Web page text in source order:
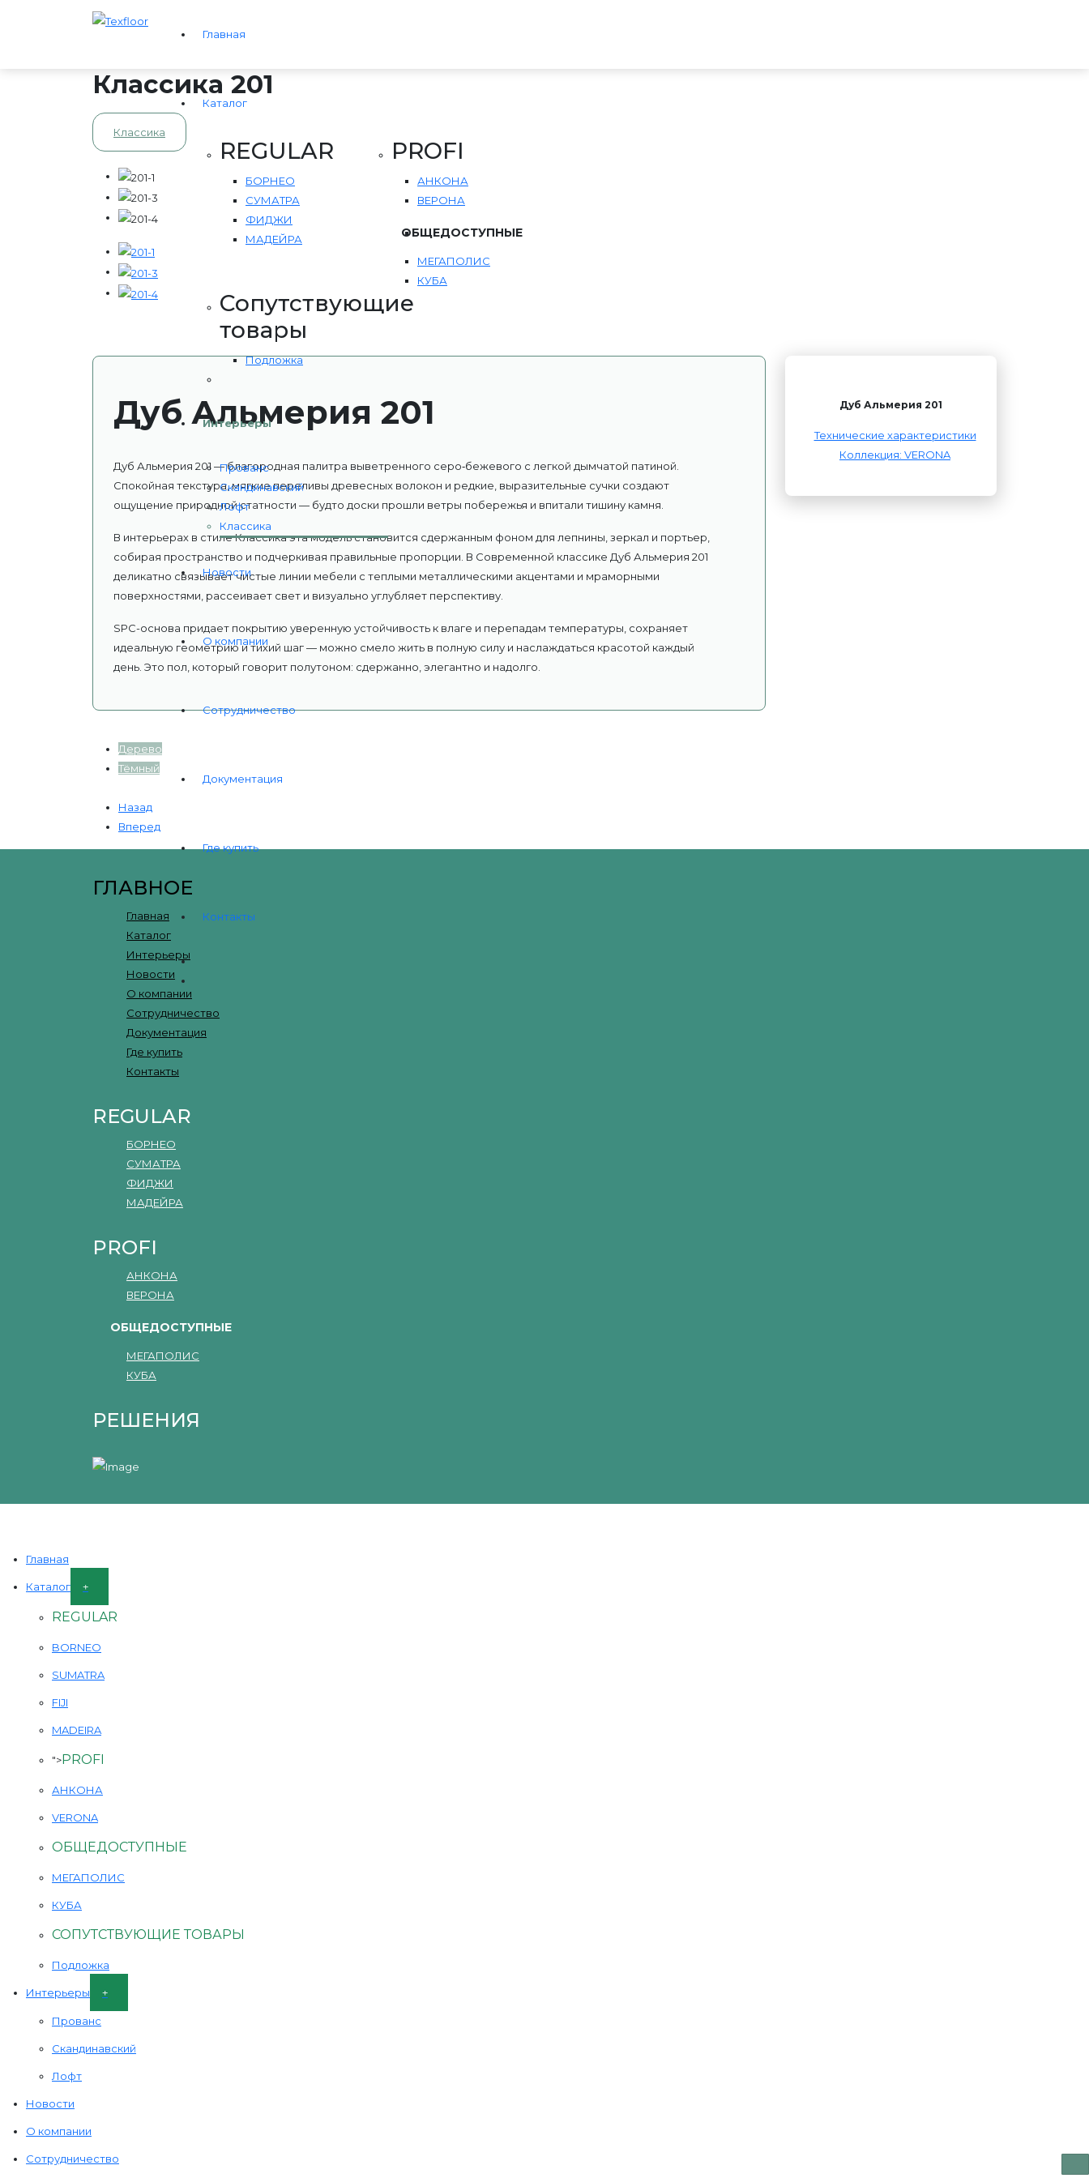
Главная
Каталог
REGULAR
БОРНЕО
СУМАТРА
ФИДЖИ
МАДЕЙРА
PROFI
АНКОНА
ВЕРОНА
ОБЩЕДОСТУПНЫЕ
МЕГАПОЛИС
КУБА
Сопутствующие
товары
Подложка
Интерьеры
Прованс
Скандинавский
Лофт
Классика
Новости
О компании
Сотрудничество
Документация
Где купить
Контакты
Классика 201
Классика
Дуб Альмерия 201
Дуб Альмерия 201 — благородная палитра выветренного серо‑бежевого с легкой дымчатой патиной.
Спокойная текстура, мягкие переливы древесных волокон и редкие, выразительные сучки создают
ощущение природной статности — будто доски прошли ветры побережья и впитали тишину камня.
В интерьерах в стиле Классика эта модель становится сдержанным фоном для лепнины, зеркал и портьер,
собирая пространство и подчеркивая правильные пропорции. В Современной классике Дуб Альмерия 201
деликатно связывает чистые линии мебели с теплыми металлическими акцентами и мраморными
поверхностями, рассеивает свет и визуально углубляет перспективу.
SPC-основа придает покрытию уверенную устойчивость к влаге и перепадам температуры, сохраняет
идеальную геометрию и тихий шаг — можно смело жить в полную силу и наслаждаться красотой каждый
день. Это пол, который говорит полутоном: сдержанно, элегантно и надолго.
Дуб Альмерия 201
Технические характеристики
Коллекция: VERONA
Дерево
Тёмный
Назад
Вперед
ГЛАВНОЕ
Главная
Каталог
Интерьеры
Новости
О компании
Сотрудничество
Документация
Где купить
Контакты
REGULAR
БОРНЕО
СУМАТРА
ФИДЖИ
МАДЕЙРА
PROFI
АНКОНА
ВЕРОНА
ОБЩЕДОСТУПНЫЕ
МЕГАПОЛИС
КУБА
РЕШЕНИЯ
Главная
Каталог
REGULAR
BORNEO
SUMATRA
FIJI
MADEIRA
">PROFI
АНКОНА
VERONA
ОБЩЕДОСТУПНЫЕ
МЕГАПОЛИС
КУБА
СОПУТСТВУЮЩИЕ ТОВАРЫ
Подложка
Интерьеры
Прованс
Скандинавский
Лофт
Новости
О компании
Сотрудничество